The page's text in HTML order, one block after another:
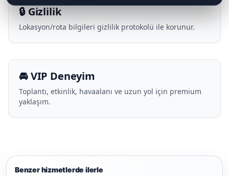
🔒 Gizlilik
Lokasyon/rota bilgileri gizlilik protokolü ile korunur.
🚘 VIP Deneyim
Toplantı, etkinlik, havaalanı ve uzun yol için premium
yaklaşım.
Benzer hizmetlerde ilerle